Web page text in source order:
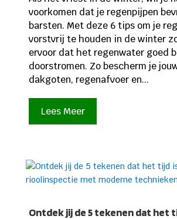
voorkomen dat je regenpijpen
barsten. Met deze 6 tips om je
vorstvrij te houden in de winter
ervoor dat het regenwater goed
doorstromen. Zo bescherm je
dakgoten, regenafvoer en...
Lees Meer
Ontdek jij de 5 tekenen dat het